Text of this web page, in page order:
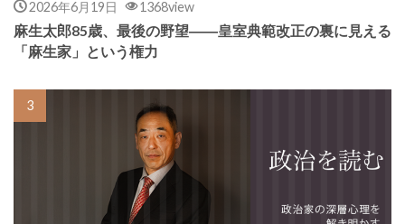
2026年6月19日 1368view
麻生太郎85歳、最後の野望――皇室典範改正の裏に見える
「麻生家」という権力